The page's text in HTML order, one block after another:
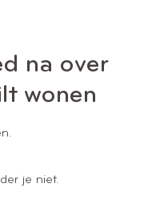
na over
wonen
je niet.